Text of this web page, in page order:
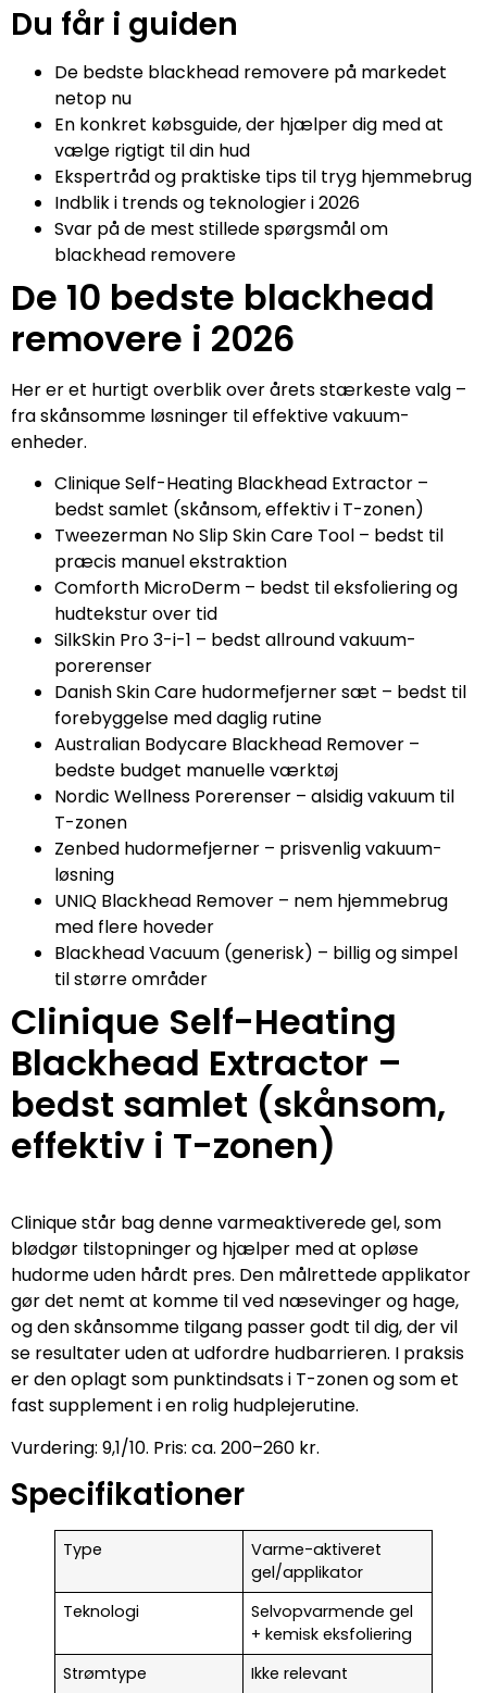
Du får i guiden
De bedste blackhead removere på markedet
netop nu
En konkret købsguide, der hjælper dig med at
vælge rigtigt til din hud
Ekspertråd og praktiske tips til tryg hjemmebrug
Indblik i trends og teknologier i 2026
Svar på de mest stillede spørgsmål om
blackhead removere
De 10 bedste blackhead
removere i 2026
Her er et hurtigt overblik over årets stærkeste valg –
fra skånsomme løsninger til effektive vakuum-
enheder.
Clinique Self-Heating Blackhead Extractor –
bedst samlet (skånsom, effektiv i T-zonen)
Tweezerman No Slip Skin Care Tool – bedst til
præcis manuel ekstraktion
Comforth MicroDerm – bedst til eksfoliering og
hudtekstur over tid
SilkSkin Pro 3-i-1 – bedst allround vakuum-
porerenser
Danish Skin Care hudormefjerner sæt – bedst til
forebyggelse med daglig rutine
Australian Bodycare Blackhead Remover –
bedste budget manuelle værktøj
Nordic Wellness Porerenser – alsidig vakuum til
T-zonen
Zenbed hudormefjerner – prisvenlig vakuum-
løsning
UNIQ Blackhead Remover – nem hjemmebrug
med flere hoveder
Blackhead Vacuum (generisk) – billig og simpel
til større områder
Clinique Self-Heating
Blackhead Extractor –
bedst samlet (skånsom,
effektiv i T-zonen)
Clinique står bag denne varmeaktiverede gel, som
blødgør tilstopninger og hjælper med at opløse
hudorme uden hårdt pres. Den målrettede applikator
gør det nemt at komme til ved næsevinger og hage,
og den skånsomme tilgang passer godt til dig, der vil
se resultater uden at udfordre hudbarrieren. I praksis
er den oplagt som punktindsats i T-zonen og som et
fast supplement i en rolig hudplejerutine.
Vurdering: 9,1/10. Pris: ca. 200–260 kr.
Specifikationer
Type
Varme-aktiveret
gel/applikator
Teknologi
Selvopvarmende gel
+ kemisk eksfoliering
Strømtype
Ikke relevant